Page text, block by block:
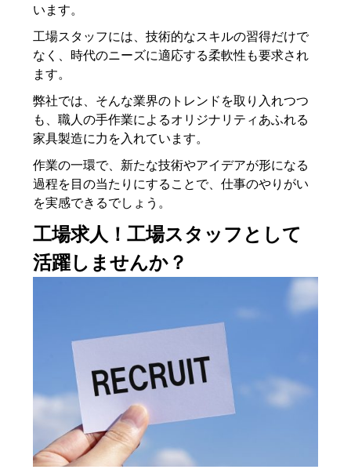
います。
工場スタッフには、技術的なスキルの習得だけで
なく、時代のニーズに適応する柔軟性も要求され
ます。
弊社では、そんな業界のトレンドを取り入れつつ
も、職人の手作業によるオリジナリティあふれる
家具製造に力を入れています。
作業の一環で、新たな技術やアイデアが形になる
過程を目の当たりにすることで、仕事のやりがい
を実感できるでしょう。
工場求人！工場スタッフとして
活躍しませんか？